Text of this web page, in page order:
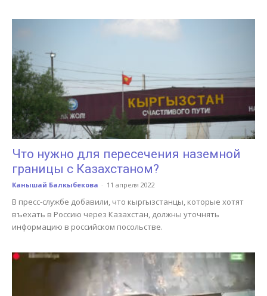
Что нужно для пересечения наземной
границы с Казахстаном?
Канышай Балкыбекова - 11 апреля 2022
В пресс-службе добавили, что кыргызстанцы, которые хотят
въехать в Россию через Казахстан, должны уточнять
информацию в российском посольстве.